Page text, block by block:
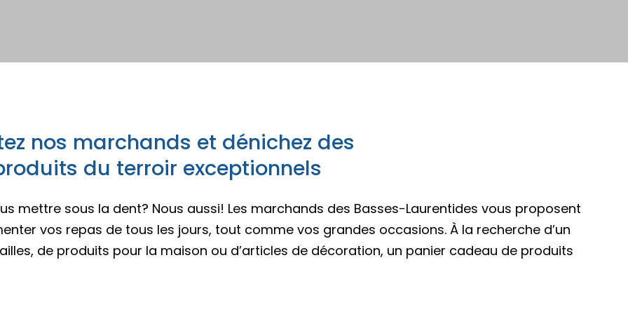
nos marchands et dénichez des
du terroir exceptionnels
mettre sous la dent? Nous aussi! Les marchands des Basses-Laurentides vous proposent
vos repas de tous les jours, tout comme vos grandes occasions. À la recherche d’un
de produits pour la maison ou d’articles de décoration, un panier cadeau de produits